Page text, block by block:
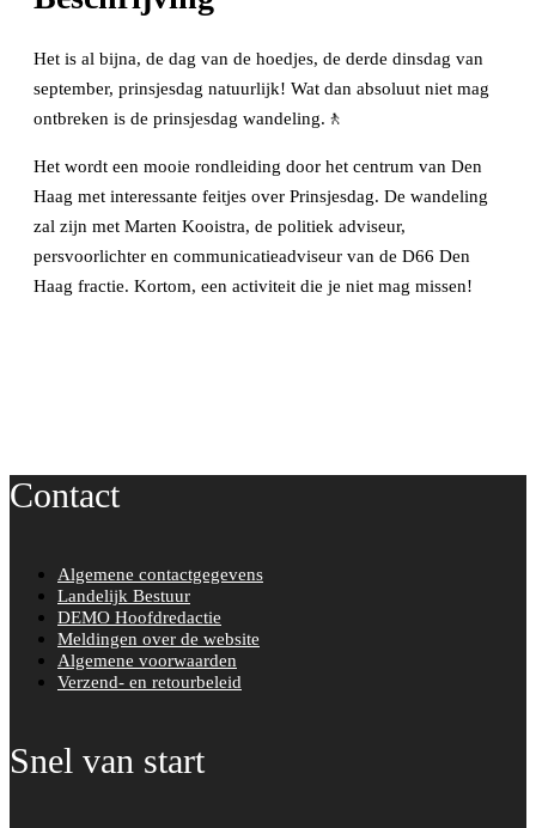
Het is al bijna, de dag van de hoedjes, de derde dinsdag van
september, prinsjesdag natuurlijk! Wat dan absoluut niet mag
ontbreken is de prinsjesdag wandeling.🚶
Het wordt een mooie rondleiding door het centrum van Den
Haag met interessante feitjes over Prinsjesdag. De wandeling
zal zijn met Marten Kooistra, de politiek adviseur,
persvoorlichter en communicatieadviseur van de D66 Den
Haag fractie. Kortom, een activiteit die je niet mag missen!
Contact
Algemene contactgegevens
Landelijk Bestuur
DEMO Hoofdredactie
Meldingen over de website
Algemene voorwaarden
Verzend- en retourbeleid
Snel van start